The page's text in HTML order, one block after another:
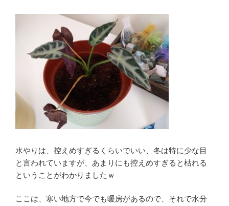
水やりは、控えめすぎるくらいでいい、冬は特に少な目
と言われていますが、あまりにも控えめすぎると枯れる
ということがわかりましたｗ
ここは、寒い地方で今でも暖房があるので、それで水分